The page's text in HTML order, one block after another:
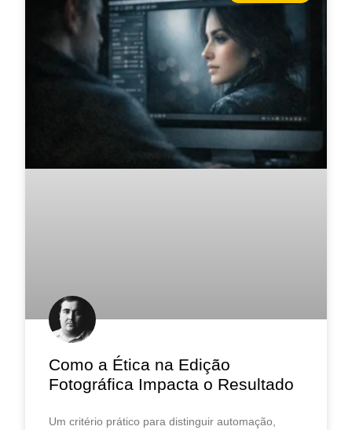
Como a Ética na Edição
Fotográfica Impacta o Resultado
Um critério prático para distinguir automação,